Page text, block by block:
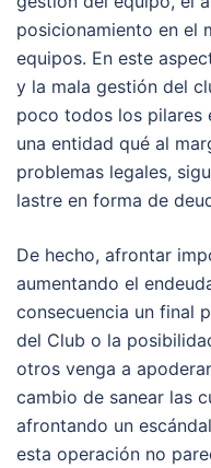
posicionamiento en el
equipos. En este
y la mala gestión del
poco todos los pilares
una entidad qué al
problemas legales,
lastre en forma de
De hecho, afrontar
aumentando el
consecuencia un final
del Club o la
otros venga a
cambio de sanear las
afrontando un
esta operación no